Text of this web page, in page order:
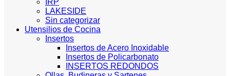
IRP
LAKESIDE
Sin categorizar
Utensilios de Cocina
Insertos
Insertos de Acero Inoxidable
Insertos de Policarbonato
INSERTOS REDONDOS